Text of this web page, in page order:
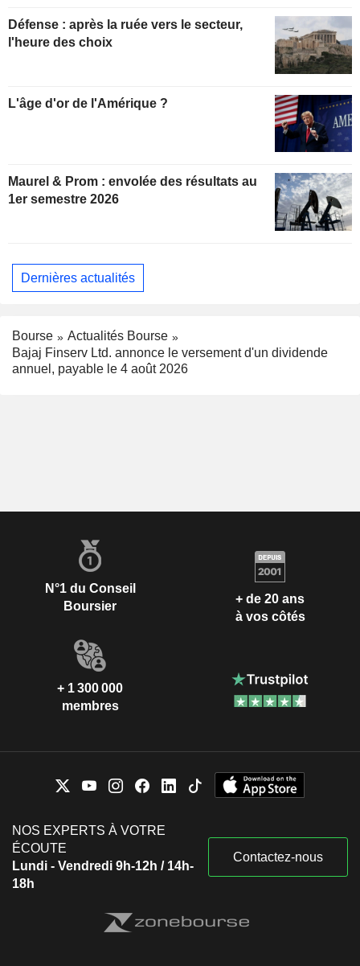
Défense : après la ruée vers le secteur,
l'heure des choix
L'âge d'or de l'Amérique ?
Maurel & Prom : envolée des résultats au
1er semestre 2026
Dernières actualités
Bourse
Actualités Bourse
Bajaj Finserv Ltd. annonce le versement d'un dividende
annuel, payable le 4 août 2026
N°1 du Conseil
Boursier
+ de 20 ans
à vos côtés
+ 1 300 000
membres
NOS EXPERTS À VOTRE
ÉCOUTE
Lundi - Vendredi 9h-12h / 14h-
18h
Contactez-nous